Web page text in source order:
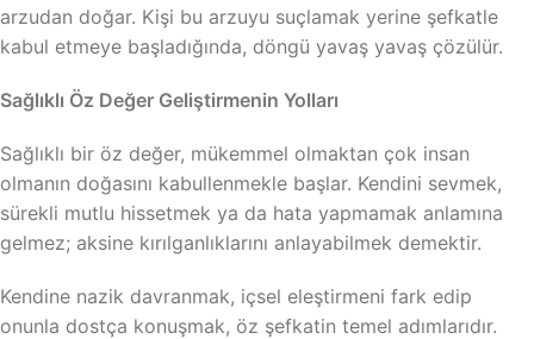
arzudan doğar. Kişi bu arzuyu suçlamak yerine şefkatle
kabul etmeye başladığında, döngü yavaş yavaş çözülür.
Sağlıklı Öz Değer Geliştirmenin Yolları
Sağlıklı bir öz değer, mükemmel olmaktan çok insan
olmanın doğasını kabullenmekle başlar. Kendini sevmek,
sürekli mutlu hissetmek ya da hata yapmamak anlamına
gelmez; aksine kırılganlıklarını anlayabilmek demektir.
Kendine nazik davranmak, içsel eleştirmeni fark edip
onunla dostça konuşmak, öz şefkatin temel adımlarıdır.